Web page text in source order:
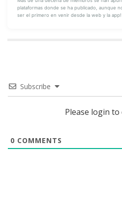
plataformas donde se ha publicado, aunque
ser el primero en venir desde la web y la app!
Subscribe
Please login
0 COMMENTS